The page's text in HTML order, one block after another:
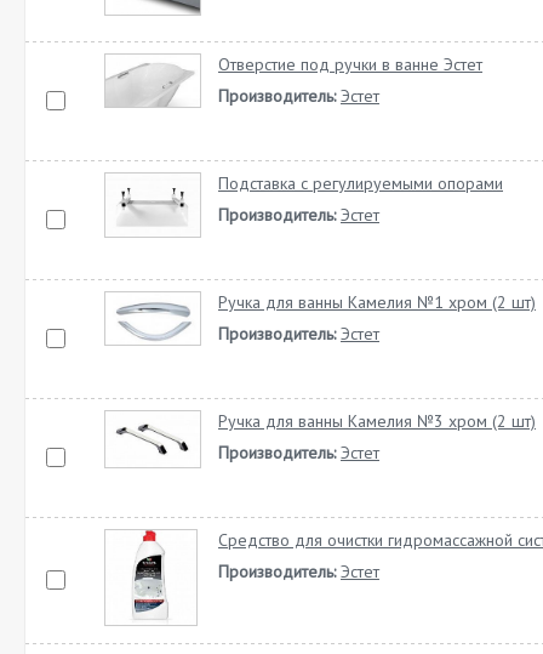
Отверстие под ручки в ванне Эстет
Производитель: Эстет
Подставка с регулируемыми опорами
Производитель: Эстет
Ручка для ванны Камелия №1 хром (2 шт)
Производитель: Эстет
Ручка для ванны Камелия №3 хром (2 шт)
Производитель: Эстет
Средство для очистки гидромассажной
Производитель: Эстет